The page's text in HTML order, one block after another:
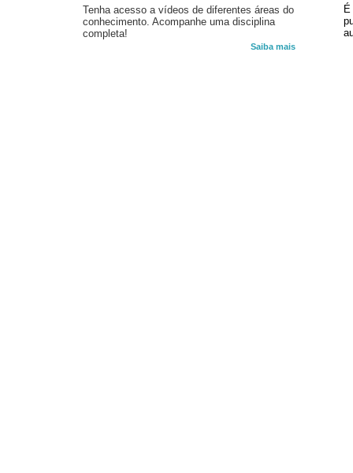
Tenha acesso a vídeos de diferentes áreas do
conhecimento. Acompanhe uma disciplina
completa!
Saiba mais